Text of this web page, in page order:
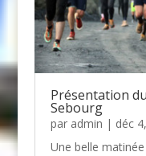
Présentation
Sebourg
par admin | déc
Une belle